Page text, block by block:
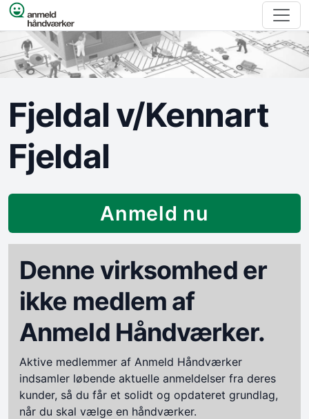
Spring til indhold
Fjeldal v/Kennart
Fjeldal
Anmeld nu
Denne virksomhed er
ikke medlem af
Anmeld Håndværker.
Aktive medlemmer af Anmeld Håndværker
indsamler løbende aktuelle anmeldelser fra deres
kunder, så du får et solidt og opdateret grundlag,
når du skal vælge en håndværker.